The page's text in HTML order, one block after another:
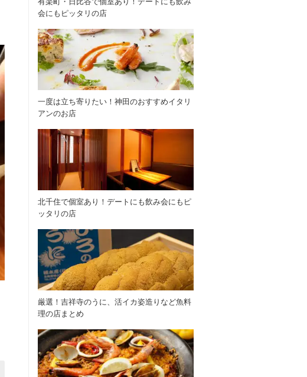
会にもピッタリの店
一度は立ち寄りたい！神田のおすすめイタリ
アンのお店
北千住で個室あり！デートにも飲み会にもピ
ッタリの店
厳選！吉祥寺のうに、活イカ姿造りなど魚料
理の店まとめ